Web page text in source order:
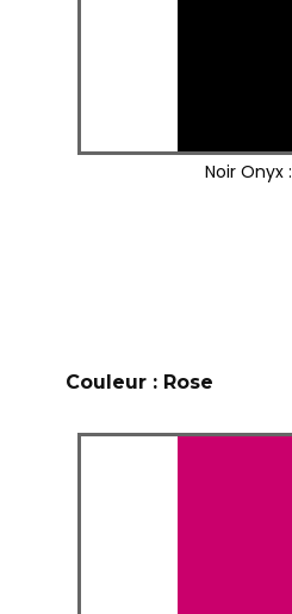
Noir Onyx :
Couleur : Rose